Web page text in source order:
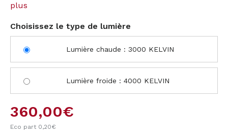
plus
Choisissez le type de lumière
Lumière chaude : 3000 KELVIN
Lumière froide : 4000 KELVIN
360,00€
Eco part 0,20€